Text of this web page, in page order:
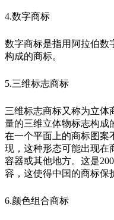
4.数字商标
数字商标是指用阿拉伯数
构成的商标。
5.三维标志商标
三维标志商标又称为立体
量的三维立体物标志构成
在一个平面上的商标图案
现，这种形态可能出现在
容器或其他地方。这是
容，这使得中国的商标保
6.颜色组合商标